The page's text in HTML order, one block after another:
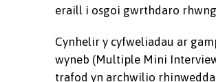
eraill i osgoi gwrthdaro
Cynhelir y cyfweliadau ar
wyneb (Multiple Mini
trafod yn archwilio